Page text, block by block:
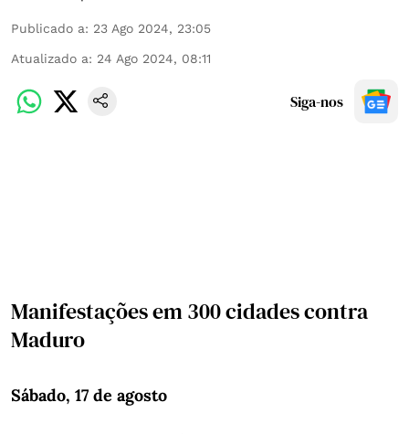
Publicado a: 23 Ago 2024, 23:05
Atualizado a: 24 Ago 2024, 08:11
Siga-nos
Manifestações em 300 cidades contra
Maduro
Sábado, 17 de agosto